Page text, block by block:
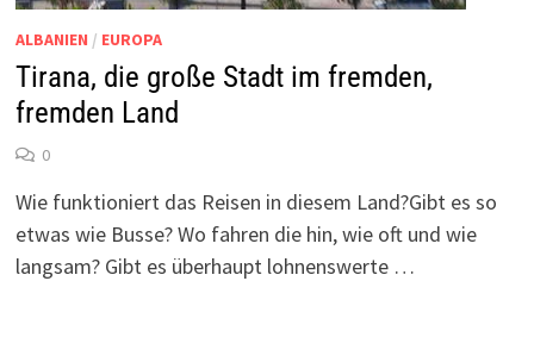
ALBANIEN / EUROPA
Tirana, die große Stadt im fremden,
fremden Land
0
Wie funktioniert das Reisen in diesem Land?Gibt es so
etwas wie Busse? Wo fahren die hin, wie oft und wie
langsam? Gibt es überhaupt lohnenswerte …